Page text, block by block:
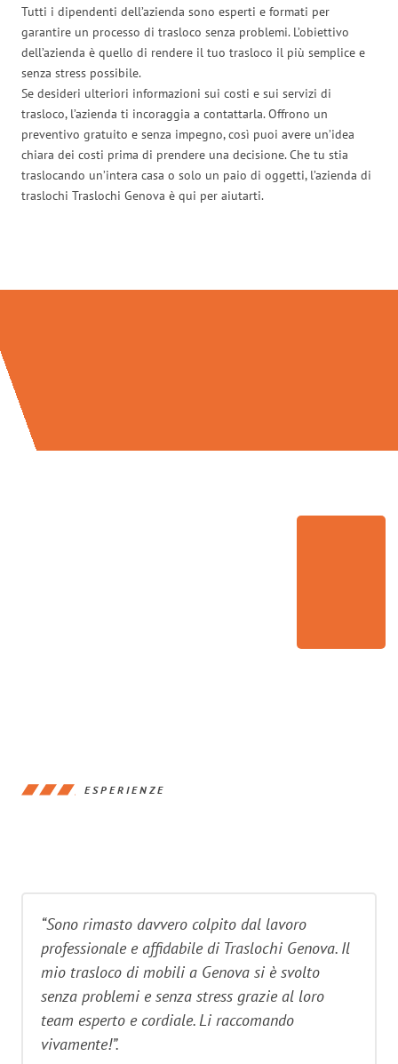
Tutti i dipendenti dell’azienda sono esperti e formati per
garantire un processo di trasloco senza problemi. L’obiettivo
dell’azienda è quello di rendere il tuo trasloco il più semplice e
senza stress possibile.
Se desideri ulteriori informazioni sui costi e sui servizi di
trasloco, l’azienda ti incoraggia a contattarla. Offrono un
preventivo gratuito e senza impegno, così puoi avere un’idea
chiara dei costi prima di prendere una decisione. Che tu stia
traslocando un’intera casa o solo un paio di oggetti, l’azienda di
traslochi Traslochi Genova è qui per aiutarti.
ESPERIENZE
“Sono rimasto davvero colpito dal lavoro
professionale e affidabile di Traslochi Genova. Il
mio trasloco di mobili a Genova si è svolto
senza problemi e senza stress grazie al loro
team esperto e cordiale. Li raccomando
vivamente!”.